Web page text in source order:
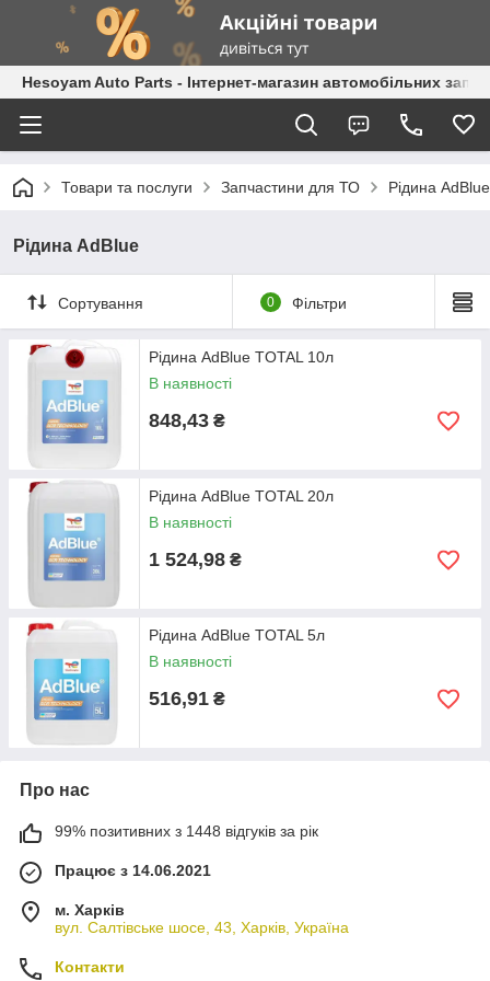
Hesoyam Auto Parts - Інтернет-магазин автомобільних
Товари та послуги Запчастини для ТО Рідина AdBlue
Рідина AdBlue
Сортування 0 Фільтри
Рідина AdBlue TOTAL 10л
В наявності
848,43 ₴
Рідина AdBlue TOTAL 20л
В наявності
1 524,98 ₴
Рідина AdBlue TOTAL 5л
В наявності
516,91 ₴
Про нас
99% позитивних з 1448 відгуків за рік
Працює з 14.06.2021
м. Харків
вул. Салтівське шосе, 43, Харків, Україна
Контакти